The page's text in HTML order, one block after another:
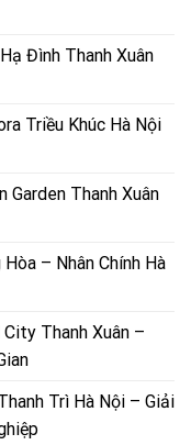
Đình Thanh Xuân
Triều Khúc Hà Nội
Garden Thanh Xuân
– Nhân Chính Hà
Thanh Xuân –
Trì Hà Nội – Giải